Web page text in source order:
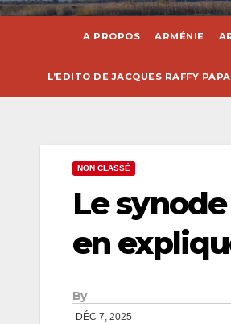
A PROPOS ARMÉNIE
L’EDITO DE JACQUES RAFFY
NON CLASSÉ
Le
en
By
DÉC 7, 2025